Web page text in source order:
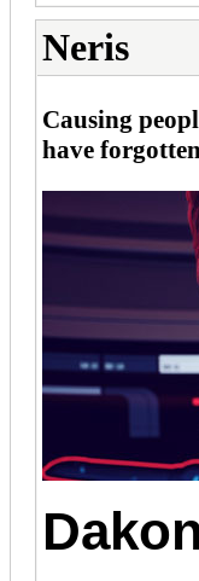
Neris
Causing
have